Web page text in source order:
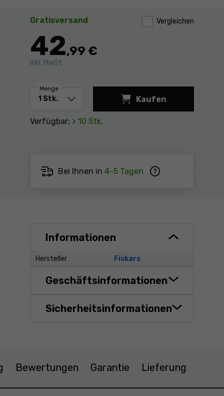
Gratisversand Vergleichen
42,99 €
inkl. MwSt
Menge
Kaufen
Kompakte
Verfügbar: > 10 Stk.
Bei Ihnen in 4-5 Tagen
Informationen
Hersteller Fiskars
Geschäftsinformationen
Sicherheitsinformationen
Bewertungen Garantie Lieferung